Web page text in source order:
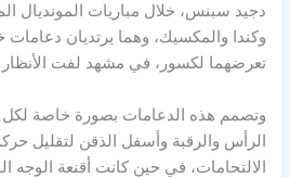
دجيد سبنس، خلال مباريات المونديال
وكندا والمكسيك، وهما يرتديان دعامات
تعرضهما لكسور، في مشهد لفت
وتصمم هذه الدعامات بصورة خاصة لكل
الرأس والرقبة وأسفل الذقن لتقليل
الالتحامات، في حين كانت أقنعة الوجه